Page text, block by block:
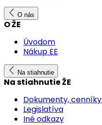
O nás
O ŽE
Úvodom
Nákup EE
Na stiahnutie
Na stiahnutie ŽE
Dokumenty, cenníky
Legislatíva
Iné odkazy